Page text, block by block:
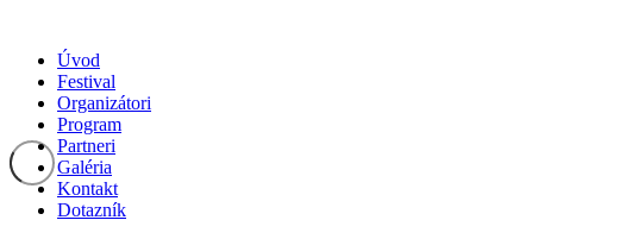
Úvod
Festival
Organizátori
Program
Partneri
Galéria
Kontakt
Dotazník